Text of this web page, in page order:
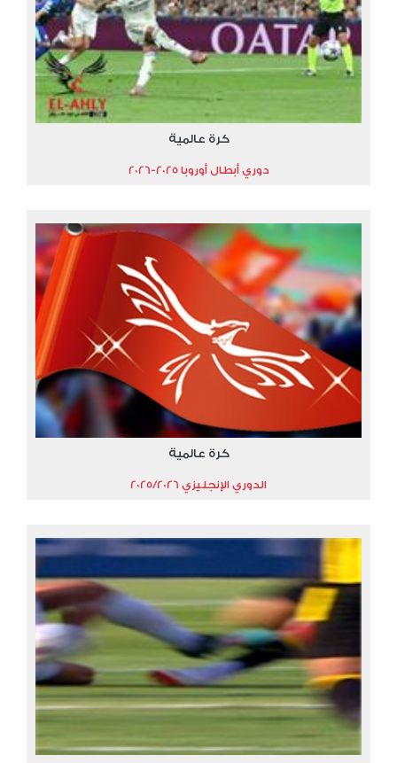
كرة عالمية
دوري أبطال أوروبا 2025-2026
كرة عالمية
الدوري الإنجليزي 2025/2026